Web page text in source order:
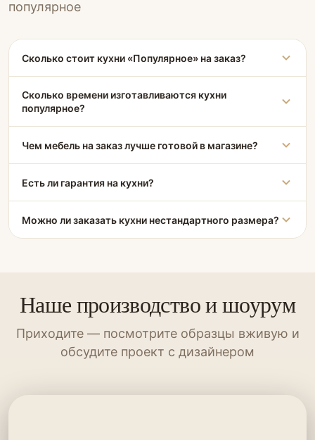
популярное
Сколько стоит кухни «Популярное» на заказ?
Сколько времени изготавливаются кухни
популярное?
Чем мебель на заказ лучше готовой в магазине?
Есть ли гарантия на кухни?
Можно ли заказать кухни нестандартного размера?
Наше производство и шоурум
Приходите — посмотрите образцы вживую и
обсудите проект с дизайнером